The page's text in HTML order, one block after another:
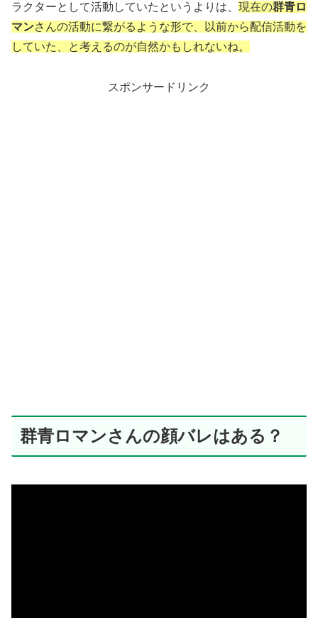
ラクターとして活動していたというよりは、 現在の群青ロ
マンさんの活動に繋がるような形で、以前から配信活動を
していた、と考えるのが自然かもしれないね。
スポンサードリンク
群青ロマンさんの顔バレはある？